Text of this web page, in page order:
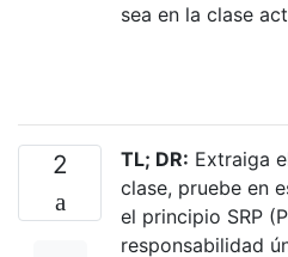
sea en la clase
2 TL; DR: Extraiga
clase, pruebe en
el principio SRP
responsabilidad